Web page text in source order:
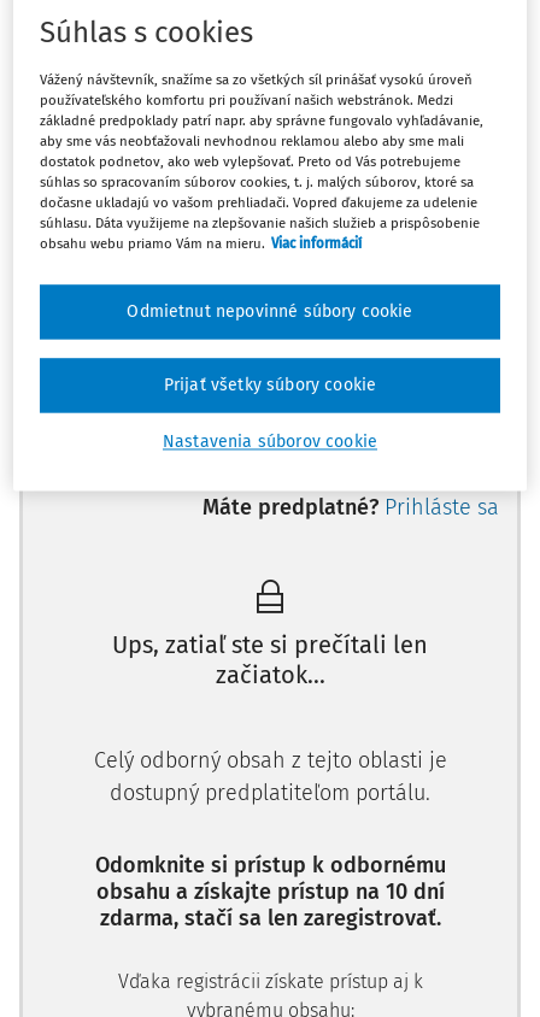
spoločníka v mene spoločnosti
pro socio) - Druhá časť. Právny
obzor, 99, 2016, č. 6, s. 501 - 524.
Derivative action ( actio pro socio ) against director -
Second part.This paper of two parts is an analysis of the
mechanism also known asactio pro socio
action). It is focused on the law suit brought by a share
holder of a corporation on its behalf to claim damages
caused to the company by its director. The various names
for that legal instrument, its doctrinal bases (reflective
loss) and historical and comparative back ground are
examined in the first chapter. The second chapter is
according to the Slovak Commercial Code. We identified
several question marks in the statutory provisions
person of the director, disposition withthe claim). The third
chapter deal swith the effectivity of
considering the low number of cases in the Slovak courts.
Through out the analysis we take into account the Czech
recodification of private law.
law suit by a share holder in the name of a
V prvom diele článku sme priblížili teoretické východiská
cieľom vymôcť náhradu škody, ktorú spoločnosti spôsobil
jej štatutárny orgán. Ďalej sme pozornosť zamerali na
Máte predplatné? Prihláste sa
Ups, zatiaľ ste si prečítali len
začiatok...
Celý odborný obsah z tejto oblasti je
dostupný predplatiteľom portálu.
Odomknite si prístup k odbornému
obsahu a získajte prístup na 10 dní
zdarma, stačí sa len zaregistrovať.
Vďaka registrácii získate prístup aj k
vybranému obsahu:
Súhlas s cookies
Vážený návštevník, snažíme sa zo všetkých síl prinášať vysokú úroveň
používateľského komfortu pri používaní našich webstránok. Medzi
základné predpoklady patrí napr. aby správne fungovalo vyhľadávanie,
aby sme vás neobťažovali nevhodnou reklamou alebo aby sme mali
dostatok podnetov, ako web vylepšovať. Preto od Vás potrebujeme
súhlas so spracovaním súborov cookies, t. j. malých súborov, ktoré sa
dočasne ukladajú vo vašom prehliadači. Vopred ďakujeme za udelenie
súhlasu. Dáta využijeme na zlepšovanie našich služieb a prispôsobenie
obsahu webu priamo Vám na mieru. Viac informácií
Nastavenia súborov cookie
Odmietnut nepovinné súbory cookie
Prijať všetky súbory cookie